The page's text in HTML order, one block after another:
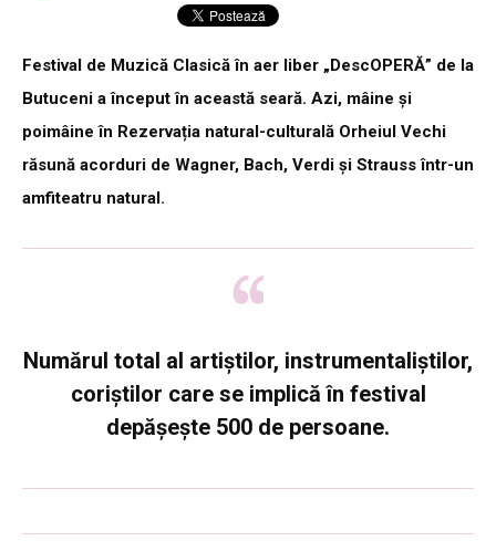
Festival de Muzică Clasică în aer liber „DescOPERĂ” de la
Butuceni a început în această seară. Azi, mâine și
poimâine în Rezervația natural-culturală Orheiul Vechi
răsună acorduri de Wagner, Bach, Verdi și Strauss într-un
amfiteatru natural.
Numărul total al artiștilor, instrumentaliștilor,
coriștilor care se implică în festival
depășește 500 de persoane.